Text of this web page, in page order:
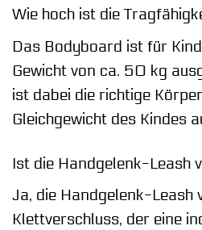
Wie hoch ist die
Das Bodyboard ist für
Gewicht von ca. 50 kg
ist dabei die richtige
Gleichgewicht des Kindes
Ist die Handgelenk-Leash
Ja, die Handgelenk-Leash
Klettverschluss, der eine